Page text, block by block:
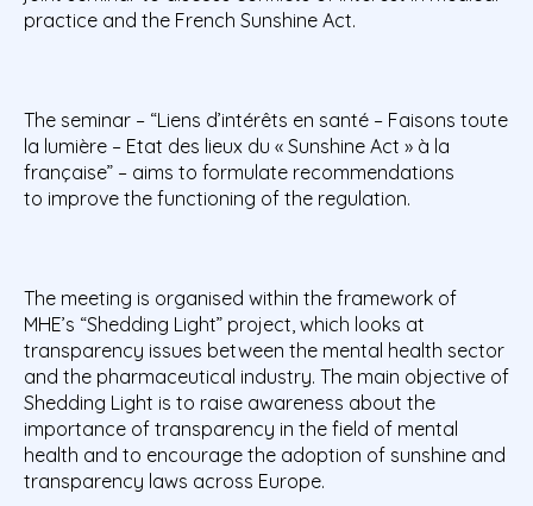
practice and the French Sunshine Act.
The seminar – “Liens d’intérêts en santé – Faisons toute
la lumière – Etat des lieux du « Sunshine Act » à la
française” – aims to formulate recommendations
to improve the functioning of the regulation.
The meeting is organised within the framework of
MHE’s “Shedding Light” project, which looks at
transparency issues between the mental health sector
and the pharmaceutical industry. The main objective of
Shedding Light is to raise awareness about the
importance of transparency in the field of mental
health and to encourage the adoption of sunshine and
transparency laws across Europe.